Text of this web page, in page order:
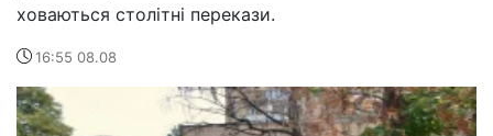
ховаються столітні перекази.
16:55 08.08